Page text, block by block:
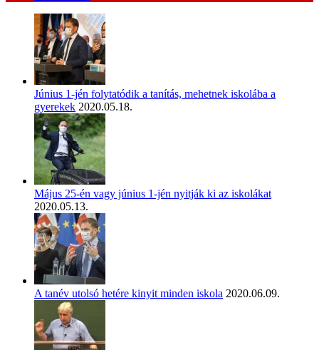
Június 1-jén folytatódik a tanítás, mehetnek iskolába a
gyerekek 2020.05.18.
Május 25-én vagy június 1-jén nyitják ki az iskolákat
2020.05.13.
A tanév utolsó hetére kinyit minden iskola 2020.06.09.